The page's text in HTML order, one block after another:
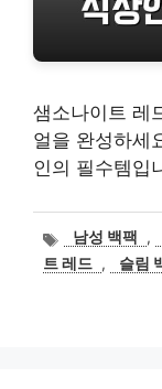
샘소나이트 레
얼을 완성하세
인의 필수템입
태
그
남성 백팩 ,
트 레드 , 슬림